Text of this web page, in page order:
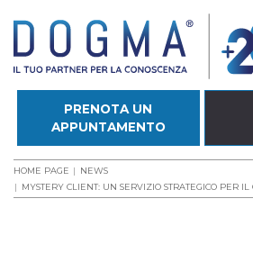
PRENOTA UN
APPUNTAMENTO
HOME PAGE
NEWS
MYSTERY CLIENT: UN SERVIZIO STRATEGICO PER IL